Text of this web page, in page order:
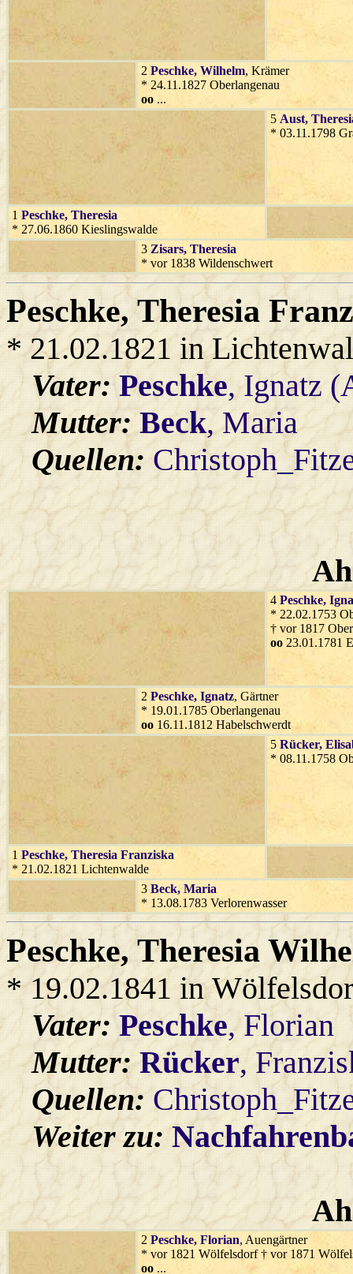
2 Peschke, Wilhelm, Krämer
* 24.11.1827 Oberlangenau
oo ...
5 Aust,
* 03.11.1798
1 Peschke, Theresia
* 27.06.1860 Kieslingswalde
3 Zisars, Theresia
* vor 1838 Wildenschwert
Peschke, Theresia
* 21.02.1821 in
Vater:Peschke, Ignatz
Mutter:Beck, Maria
Quellen:
4 Peschke,
* 22.02.1753
† vor 1817
oo 23.01.1781
2 Peschke, Ignatz, Gärtner
* 19.01.1785 Oberlangenau
oo 16.11.1812 Habelschwerdt
5 Rücker,
* 08.11.1758
1 Peschke, Theresia Franziska
* 21.02.1821 Lichtenwalde
3 Beck, Maria
* 13.08.1783 Verlorenwasser
Peschke, Theresia
* 19.02.1841 in
Vater:Peschke, Florian
Mutter:Rücker,
Quellen:
Weiter zu:
2 Peschke, Florian, Auengärtner
* vor 1821 Wölfelsdorf † vor 1871
oo ...